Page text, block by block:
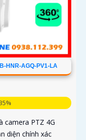
HNR-AGQ-PV1-LA
camera PTZ 4G
diện chính xác